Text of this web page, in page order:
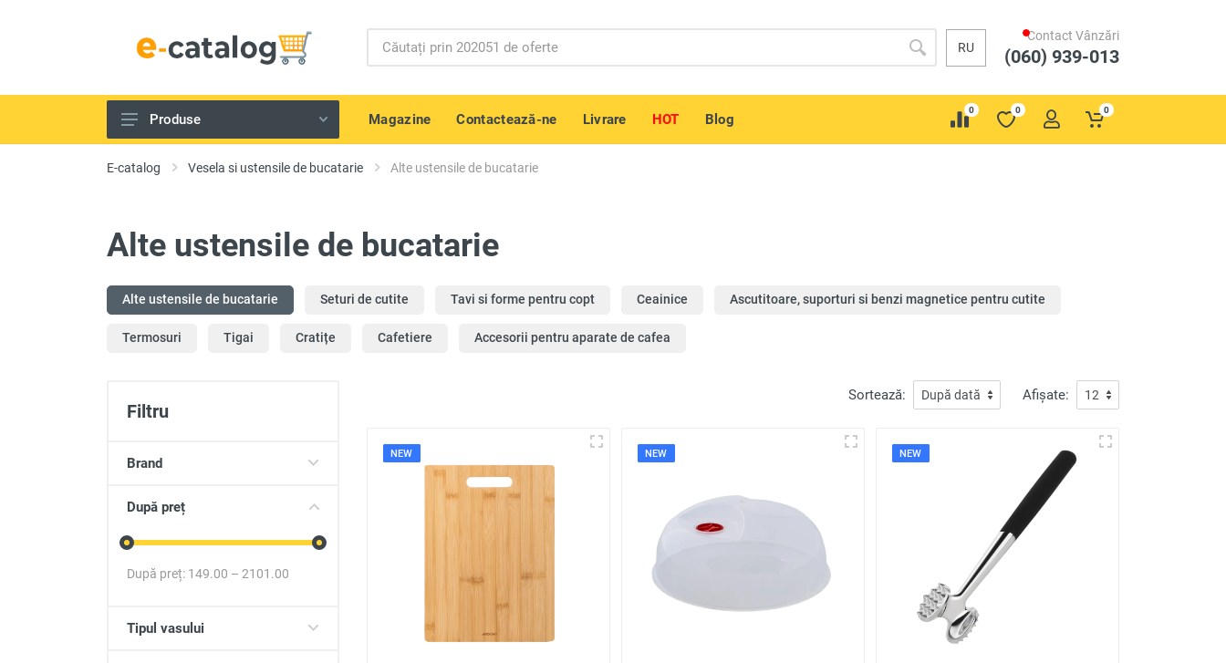
RU
Contact Vânzări
(060) 939-013
Telefoane și gadget-uri
Tehnică de bucătărie
Aparate de uz casnic
Totul pentru casa
Produse Magazine Contactează-ne Livrare HOT Blog
0 0 0
E-catalog Vesela si ustensile de bucatarie Alte ustensile de bucatarie
Alte ustensile de bucatarie
Alte ustensile de bucatarie Seturi de cutite Tavi si forme pentru copt Ceainice Ascutitoare, suporturi si benzi magnetice pentru cutite
Termosuri Tigai Cratițe Cafetiere Accesorii pentru aparate de cafea
Filtru
Brand
După preț
După preț: 149.00 – 2101.00
Tipul vasului
Sortează: Afișate:
NEW NEW NEW